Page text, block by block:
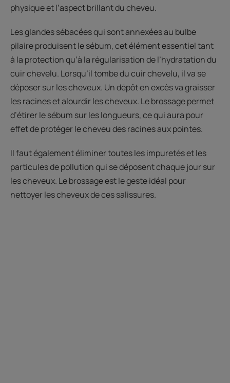
physique et l’aspect brillant du cheveu.
Les glandes sébacées qui sont annexées au bulbe
pilaire produisent le sébum, cet élément essentiel tant
à la protection qu’à la régularisation de l’hydratation du
cuir chevelu. Lorsqu’il tombe du cuir chevelu, il va se
déposer sur les cheveux. Un dépôt en excès va graisser
les racines et alourdir les cheveux. Le brossage permet
d’étirer le sébum sur les longueurs, ce qui aura pour
effet de protéger le cheveu des racines aux pointes.
Il faut également éliminer toutes les impuretés et les
particules de pollution qui se déposent chaque jour sur
les cheveux. Le brossage est le geste idéal pour
nettoyer les cheveux de ces salissures.